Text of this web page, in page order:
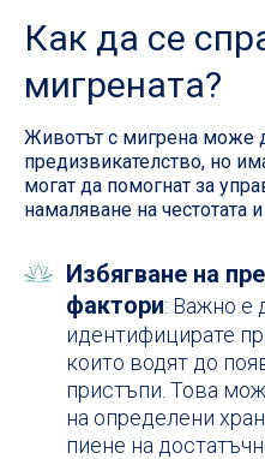
Как да се
мигрената?
Животът с мигрена може
предизвикателство, но
могат да помогнат за
намаляване на честотата
Избягване на
фактори: Важно е
идентифицирате
които водят до
пристъпи. Това
на определени
пиене на